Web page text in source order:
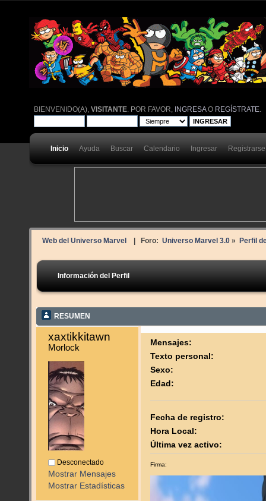
BIENVENIDO(A),VISITANTE . POR FAVOR, INGRESAO REGÍSTRATE
Inicio Ayuda Buscar Calendario Ingresar Registrarse
Web del Universo Marvel | Foro: Universo Marvel 3.0» Perfil
Información del Perfil
RESUMEN
xaxtikkitawn
Morlock
Desconectado
Mostrar Mensajes
Mostrar Estadísticas
Mensajes:
Texto personal:
Sexo:
Edad:
Fecha de registro:
Hora Local:
Última vez activo:
Firma: